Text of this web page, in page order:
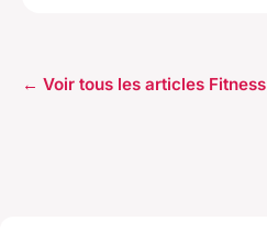
← Voir tous les articles Fitness